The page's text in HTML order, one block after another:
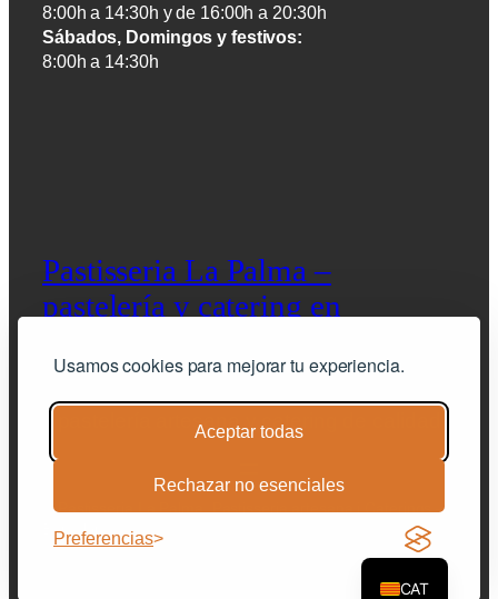
Usamos cookies para mejorar tu experiencia.
Aceptar todas
Rechazar no esenciales
Preferencias
8:00h a 14:30h y de 16:00h a 20:30h
Sábados, Domingos y festivos:
8:00h a 14:30h
Pastisseria La Palma –
pastelería y catering en
pastelería artesana y catering de calidad
© Pastisseria La Palma. Pastisseria artesana i Caterings –
Barcelona |
Avis legal
condicions
generals de venda
CAT